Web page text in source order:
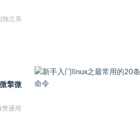
独立系
擎微
通用